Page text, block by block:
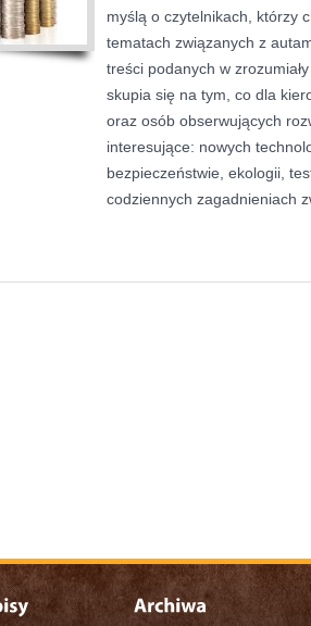
myślą o czytelnikach, którzy
tematach związanych z
treści podanych w
skupia się na tym, co dla
oraz osób obserwujących
interesujące: nowych
bezpieczeństwie, ekologii,
codziennych zagadnieniach